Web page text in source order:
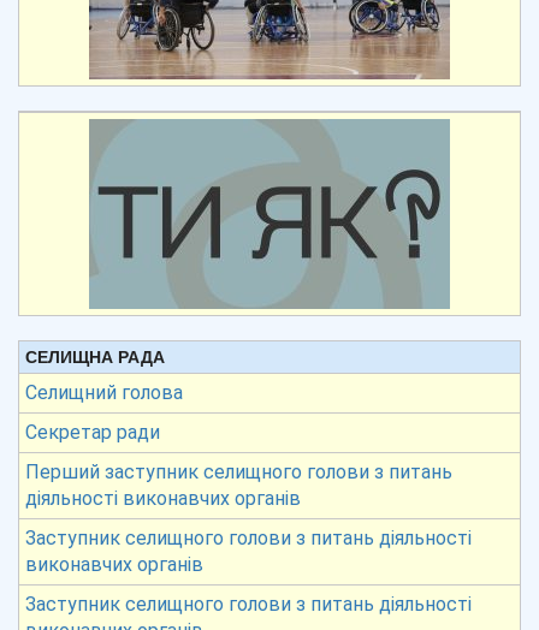
СЕЛИЩНА РАДА
Селищний голова
Секретар ради
Перший заступник селищного голови з питань
діяльності виконавчих органів
Заступник селищного голови з питань діяльності
виконавчих органів
Заступник селищного голови з питань діяльності